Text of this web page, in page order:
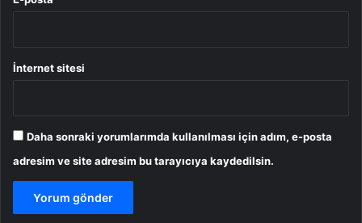
İnternet sitesi
Daha sonraki yorumlarımda kullanılması için adım, e-posta
adresim ve site adresim bu tarayıcıya kaydedilsin.